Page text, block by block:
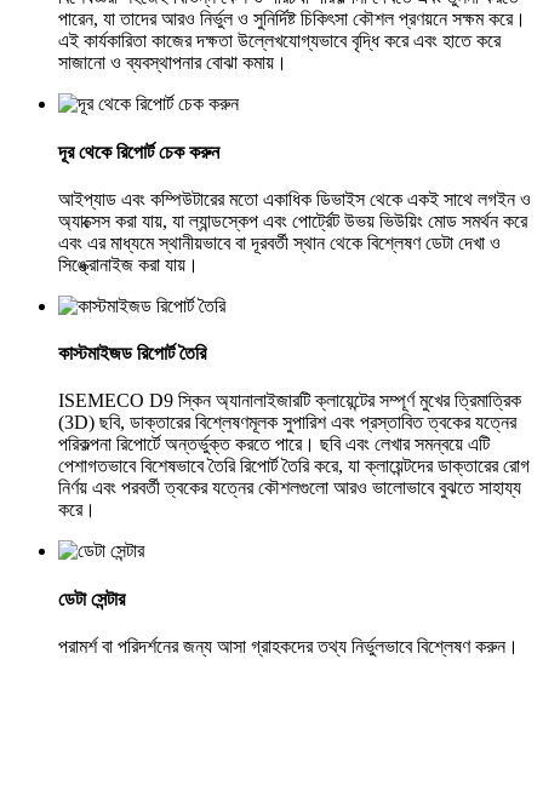
পারেন, যা তাদের আরও নির্ভুল ও সুনির্দিষ্ট চিকিৎসা কৌশল প্রণয়নে সক্ষম করে।
এই কার্যকারিতা কাজের দক্ষতা উল্লেখযোগ্যভাবে বৃদ্ধি করে এবং হাতে করে
সাজানো ও ব্যবস্থাপনার বোঝা কমায়।
দূর থেকে রিপোর্ট চেক করুন
আইপ্যাড এবং কম্পিউটারের মতো একাধিক ডিভাইস থেকে একই সাথে লগইন ও
অ্যাক্সেস করা যায়, যা ল্যান্ডস্কেপ এবং পোর্ট্রেট উভয় ভিউয়িং মোড সমর্থন করে
এবং এর মাধ্যমে স্থানীয়ভাবে বা দূরবর্তী স্থান থেকে বিশ্লেষণ ডেটা দেখা ও
সিঙ্ক্রোনাইজ করা যায়।
কাস্টমাইজড রিপোর্ট তৈরি
ISEMECO D9 স্কিন অ্যানালাইজারটি ক্লায়েন্টের সম্পূর্ণ মুখের ত্রিমাত্রিক
(3D) ছবি, ডাক্তারের বিশ্লেষণমূলক সুপারিশ এবং প্রস্তাবিত ত্বকের যত্নের
পরিকল্পনা রিপোর্টে অন্তর্ভুক্ত করতে পারে। ছবি এবং লেখার সমন্বয়ে এটি
পেশাগতভাবে বিশেষভাবে তৈরি রিপোর্ট তৈরি করে, যা ক্লায়েন্টদের ডাক্তারের রোগ
নির্ণয় এবং পরবর্তী ত্বকের যত্নের কৌশলগুলো আরও ভালোভাবে বুঝতে সাহায্য
করে।
ডেটা সেন্টার
পরামর্শ বা পরিদর্শনের জন্য আসা গ্রাহকদের তথ্য নির্ভুলভাবে বিশ্লেষণ করুন।